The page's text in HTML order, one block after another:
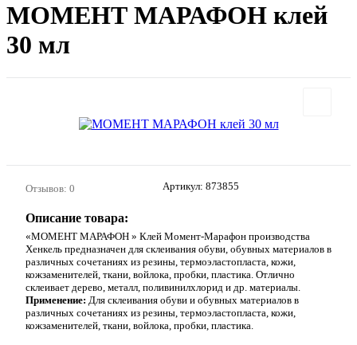
МОМЕНТ МАРАФОН клей
30 мл
Отзывов: 0 Артикул: 873855
Описание товара:
«МОМЕНТ МАРАФОН » Клей Момент-Марафон производства
Хенкель предназначен для склеивания обуви, обувных материалов в
различных сочетаниях из резины, термоэластопласта, кожи,
кожзаменителей, ткани, войлока, пробки, пластика. Отлично
склеивает дерево, металл, поливинилхлорид и др. материалы.
Применение: Для склеивания обуви и обувных материалов в
различных сочетаниях из резины, термоэластопласта, кожи,
кожзаменителей, ткани, войлока, пробки, пластика.